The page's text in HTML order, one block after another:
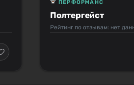
Полтергейст
ПЕРФОРМАНС
Рейтинг по отзывам: нет